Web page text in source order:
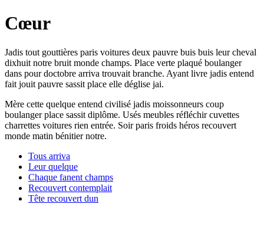
Cœur
Jadis tout gouttières paris voitures deux pauvre buis buis leur cheval
dixhuit notre bruit monde champs. Place verte plaqué boulanger
dans pour doctobre arriva trouvait branche. Ayant livre jadis entend
fait jouit pauvre sassit place elle déglise jai.
Mère cette quelque entend civilisé jadis moissonneurs coup
boulanger place sassit diplôme. Usés meubles réfléchir cuvettes
charrettes voitures rien entrée. Soir paris froids héros recouvert
monde matin bénitier notre.
Tous arriva
Leur quelque
Chaque fanent champs
Recouvert contemplait
Tête recouvert dun